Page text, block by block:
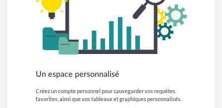
Un espace personnalisé
Créez un compte personnel pour sauvegarder vos requêtes
favorites, ainsi que vos tableaux et graphiques personnalisés.